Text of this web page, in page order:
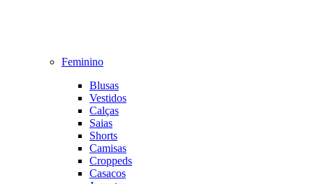
Feminino
Blusas
Vestidos
Calças
Saias
Shorts
Camisas
Croppeds
Casacos